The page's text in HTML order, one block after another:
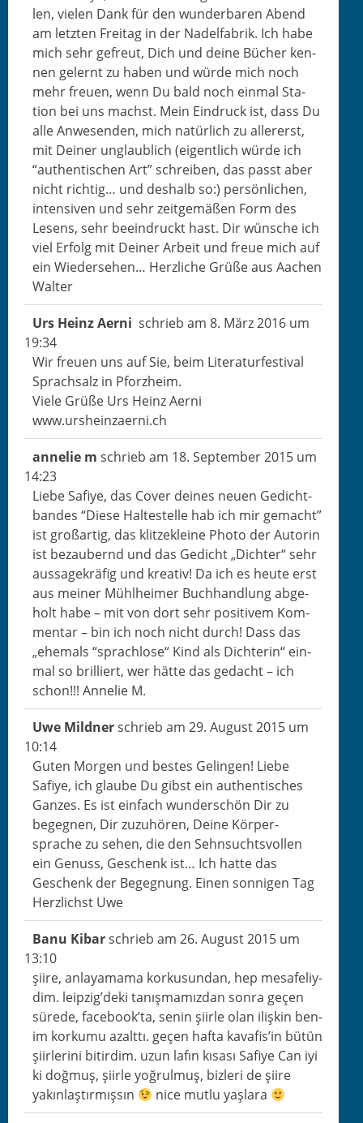
len, vie­len Dank für den wun­der­baren Abend
am let­zten Fre­itag in der Nadelfab­rik. Ich habe
mich sehr gefreut, Dich und deine Büch­er ken­
nen gel­ernt zu haben und würde mich noch
mehr freuen, wenn Du bald noch ein­mal Sta­
tion bei uns machst. Mein Ein­druck ist, dass Du
alle Anwe­senden, mich natür­lich zu allererst,
mit Dein­er unglaublich (eigentlich würde ich
“authen­tis­chen Art” schreiben, das passt aber
nicht richtig… und deshalb so:) per­sön­lichen,
inten­siv­en und sehr zeit­gemäßen Form des
Lesens, sehr beein­druckt hast. Dir wün­sche ich
viel Erfolg mit Dein­er Arbeit und freue mich auf
ein Wieder­se­hen… Her­zliche Grüße aus Aachen
Walter
Urs Heinz Aerni schrieb am 8. März 2016 um
19:34
Wir freuen uns auf Sie, beim Lit­er­atur­fes­ti­val
Sprach­salz in Pforzheim.
Viele Grüße Urs Heinz Aerni
www.ursheinzaerni.ch
annelie m schrieb am 18. Sep­tem­ber 2015 um
14:23
Liebe Safiye, das Cov­er deines neuen Gedicht­
ban­des “Diese Hal­testelle hab ich mir gemacht”
ist großar­tig, das klitzek­leine Pho­to der Autorin
ist beza­ubernd und das Gedicht „Dichter“ sehr
aus­sagekrä­fig und kreativ! Da ich es heute erst
aus mein­er Mühlheimer Buch­hand­lung abge­
holt habe – mit von dort sehr pos­i­tivem Kom­
men­tar – bin ich noch nicht durch! Dass das
„ehe­mals “sprachlose“ Kind als Dich­terin“ ein­
mal so bril­liert, wer hätte das gedacht – ich
schon!!! Annelie M.
Uwe Mild­nerschrieb am 29. August 2015 um
10:14
Guten Mor­gen und bestes Gelin­gen! Liebe
Safiye, ich glaube Du gib­st ein authen­tis­ches
Ganzes. Es ist ein­fach wun­der­schön Dir zu
begeg­nen, Dir zuzuhören, Deine Kör­per­
sprache zu sehen, die den Sehn­suchtsvollen
ein Genuss, Geschenk ist… Ich hat­te das
Geschenk der Begeg­nung. Einen son­ni­gen Tag
Her­zlichst Uwe
Banu Kibarschrieb am 26. August 2015 um
13:10
şiire, anlaya­ma­ma korkusun­dan, hep mesafe­liy­
dim. leipzig’de­ki tanış­mamız­dan son­ra geçen
sürede, face­book’­ta, senin şiir­le olan ilişkin ben­
im korku­mu azalt­tı. geçen haf­ta kavafis’in bütün
şiir­leri­ni bitirdim. uzun lafın kısası Safiye Can iyi
ki doğ­muş, şiir­le yoğrul­muş, biz­leri de şiire
yakın­laştır­mışsın
nice mut­lu yaşlara